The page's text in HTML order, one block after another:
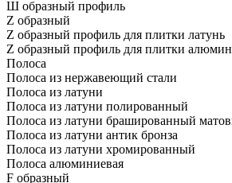
Ш образный профиль
Z образный
Z образный профиль для плитки латунь
Z образный профиль для плитки
Полоса
Полоса из нержавеющий стали
Полоса из латуни
Полоса из латуни полированный
Полоса из латуни брашированный
Полоса из латуни антик бронза
Полоса из латуни хромированный
Полоса алюминиевая
F образный